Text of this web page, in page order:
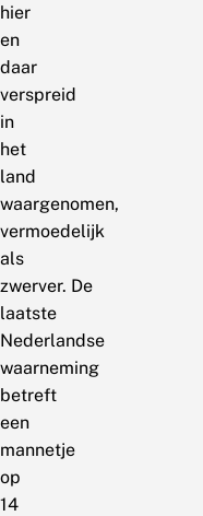
hier
en
daar
verspreid
in
het
land
waargenomen,
vermoedelijk
als
zwerver. De
laatste
Nederlandse
waarneming
betreft
een
mannetje
op
14